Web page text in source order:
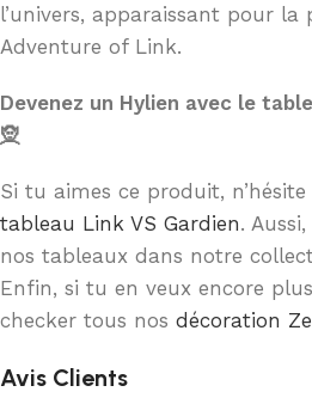
l’univers, apparaissant pour la
Adventure of Link.
Devenez un Hylien avec le
🧝
Si tu aimes ce produit,
tableau Link VS Gardien.
nos tableaux dans notre
Enfin, si tu en veux encore
checker tous nos décoration
Avis Clients